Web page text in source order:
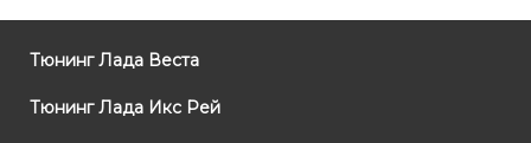
Тюнинг Лада Веста
Тюнинг Лада Икс Рей